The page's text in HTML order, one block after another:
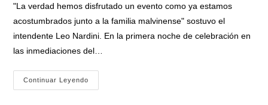
"La verdad hemos disfrutado un evento como ya estamos
acostumbrados junto a la familia malvinense" sostuvo el
intendente Leo Nardini. En la primera noche de celebración en
las inmediaciones del…
Continuar Leyendo
Sábado